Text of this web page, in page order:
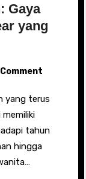
Gaya
yang
tahun
hingga